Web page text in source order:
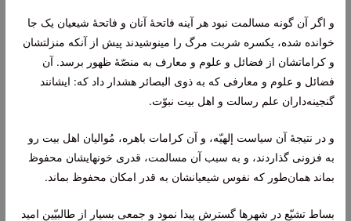
و اگر آن‌ گونه‌ مسالمت‌ نبود هر آينه‌ فاتحۀ آنان‌ و فاتحۀ شيعيان‌ يک جا
خوانده‌ شده‌، يکسره‌ شربت‌ مرگ‌ را مینوشيدند پيش‌ از آنکه‌ منزلتشان‌
و کراماتشان‌ از فضائل‌ و علوم‌ و معارف‌ به‌ منصّۀ ظهور برسد. آن‌
فضائل‌ و علوم‌ و معارفی که‌ به‌ ذوی البصائر هشدار داد که‌: ايشانند
گنجينه‌داران‌ علم‌ رسالت‌ و اهل‌ بيت‌ نبوّت‌.
و در نتيجۀ آن‌ سياست‌ إلهيّه‌، و آن‌ کرامات‌ باهره‌، مُواليان‌ اهل‌ بيت‌ رو
به‌ فزونی گذاردند، و به‌ سبب‌ آن‌ مسالمت‌، قدری خونهايشان‌ محفوظ‌
بماند همان‌طور که‌ نفوس‌ شيعيانشان‌ به‌ قدر امکان‌ محفوظ‌ بماند.
بساط‌ تشيّع‌ در شهرها گسترش‌ پيدا نمود و جمعی بسيار از طالبيّين‌ اميد